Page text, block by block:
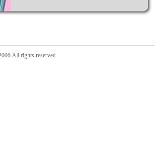
rights reserved